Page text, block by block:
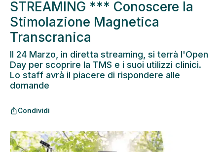
STREAMING *** Conoscere la
Stimolazione Magnetica
Transcranica
Il 24 Marzo, in diretta streaming, si terrà l'Open
Day per scoprire la TMS e i suoi utilizzi clinici.
Lo staff avrà il piacere di rispondere alle
domande
ios_shareCondividi